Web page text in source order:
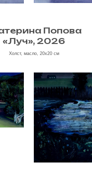
Попова
«Луч», 2026
Холст, масло, 20х20 см